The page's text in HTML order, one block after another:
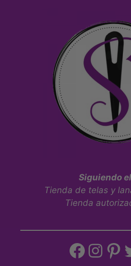
Siguiendo
Tienda de telas y
Tienda